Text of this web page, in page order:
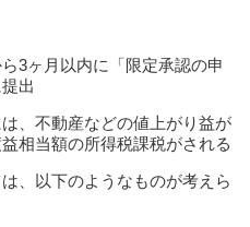
3ヶ月以内に「限定承認の申
出
、不動産などの値上がり益が
相当額の所得税課税がされる
、以下のようなものが考えら